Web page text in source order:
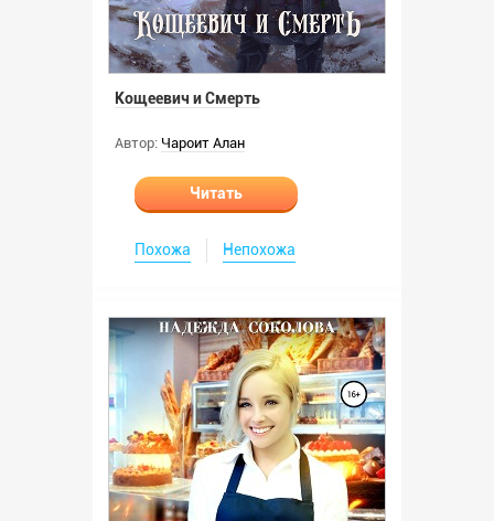
Кощеевич и Смерть
Автор: Чароит Алан
Читать
Похожа Непохожа